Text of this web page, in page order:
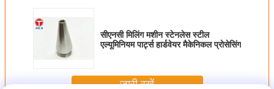
सीएनसी मिलिंग मशीन स्टेनलेस स्टील
एल्यूमिनियम पार्ट्स हार्डवेयर मैकेनिकल प्रोसेसिंग
जारी रखें